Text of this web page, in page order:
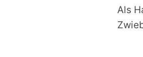
Als